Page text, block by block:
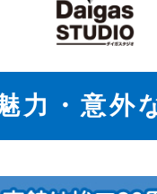
力・意外